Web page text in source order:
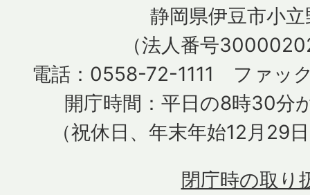
静岡県伊豆市小
（法人番号
電話：0558-72-1111 ファッ
開庁時間：平日の8時30分
（祝休日、年末年始12月29
閉庁時の取り